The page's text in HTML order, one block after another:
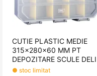
CUTIE PLASTIC MEDIE
315x280x60 MM PT
DEPOZITARE SCULE DELI
● stoc limitat